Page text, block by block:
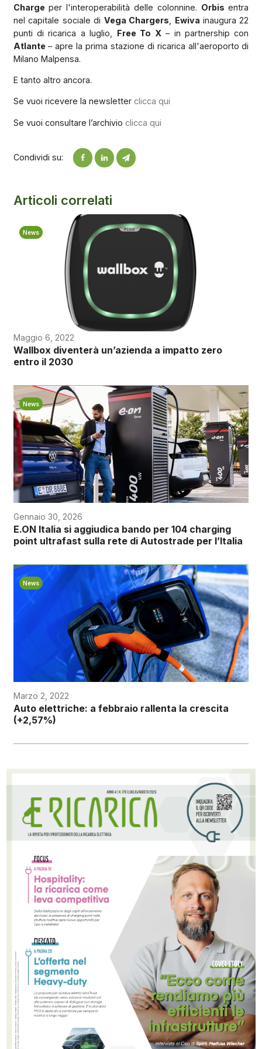
Charge per l'interoperabilità delle colonnine. Orbis entra
nel capitale sociale di Vega Chargers Ewiva inaugura 22
punti di ricarica a luglio, Free To X– in partnership con
Atlante – apre la prima stazione di ricarica all'aeroporto di
Milano Malpensa.
E tanto altro ancora.
Se vuoi ricevere la newsletter clicca qui
Se vuoi consultare l’archivio clicca qui
Condividi su:
Articoli correlati
News
Maggio 6, 2022
Wallbox diventerà un’azienda a impatto zero
entro il 2030
News
Gennaio 30, 2026
E.ON Italia si aggiudica bando per 104 charging
point ultrafast sulla rete di Autostrade per l’Italia
News
Marzo 2, 2022
Auto elettriche: a febbraio rallenta la crescita
(+2,57%)